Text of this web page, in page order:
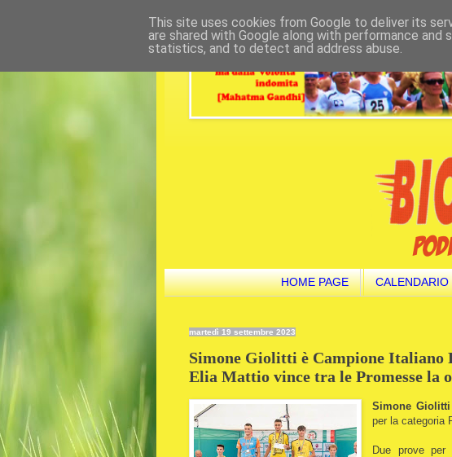
HOME PAGE
martedì 19 settembre 2023
Simone Giolitti è Campione Italiano
Elia Mattio vince tra le Promesse la
Simone
per la categoria
Due prove
This site uses cookies from Google to deliver its
are shared with Google along with performance
statistics, and to detect and address abuse.